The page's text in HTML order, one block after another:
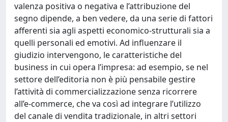
valenza positiva o negativa e l’attribuzione del
segno dipende, a ben vedere, da una serie di fattori
afferenti sia agli aspetti economico-strutturali sia a
quelli personali ed emotivi. Ad influenzare il
giudizio intervengono, le caratteristiche del
business in cui opera l’impresa: ad esempio, se nel
settore dell’editoria non è più pensabile gestire
l’attività di commercializzazione senza ricorrere
all’e-commerce, che va così ad integrare l’utilizzo
del canale di vendita tradizionale, in altri settori